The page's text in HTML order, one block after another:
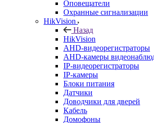
Оповещатели
Охранные сигнализации
HikVision
Назад
HikVision
AHD-видеорегистраторы
AHD-камеры
IP-видеорегистраторы
IP-камеры
Блоки питания
Датчики
Доводчики для дверей
Кабель
Домофоны